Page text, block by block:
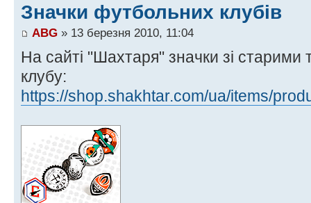
Значки футбольних клубів
ABG » 13 березня 2010, 11:04
На сайті "Шахтаря" значки зі
клубу:
https://shop.shakhtar.com/ua/items/